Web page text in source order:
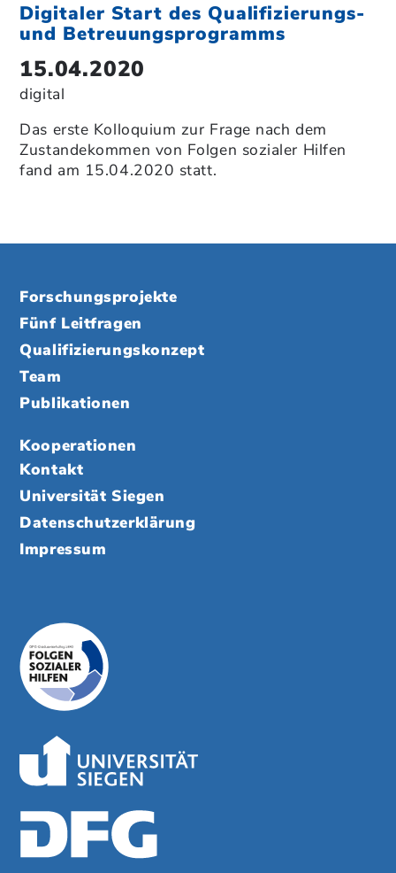
Digitaler Start des Qualifizierungs-
und Betreuungsprogramms
15.04.2020
digital
Das erste Kolloquium zur Frage nach dem
Zustandekommen von Folgen sozialer Hilfen
fand am 15.04.2020 statt.
Forschungsprojekte
Fünf Leitfragen
Qualifizierungskonzept
Team
Publikationen
Kooperationen
Kontakt
Universität Siegen
Datenschutzerklärung
Impressum